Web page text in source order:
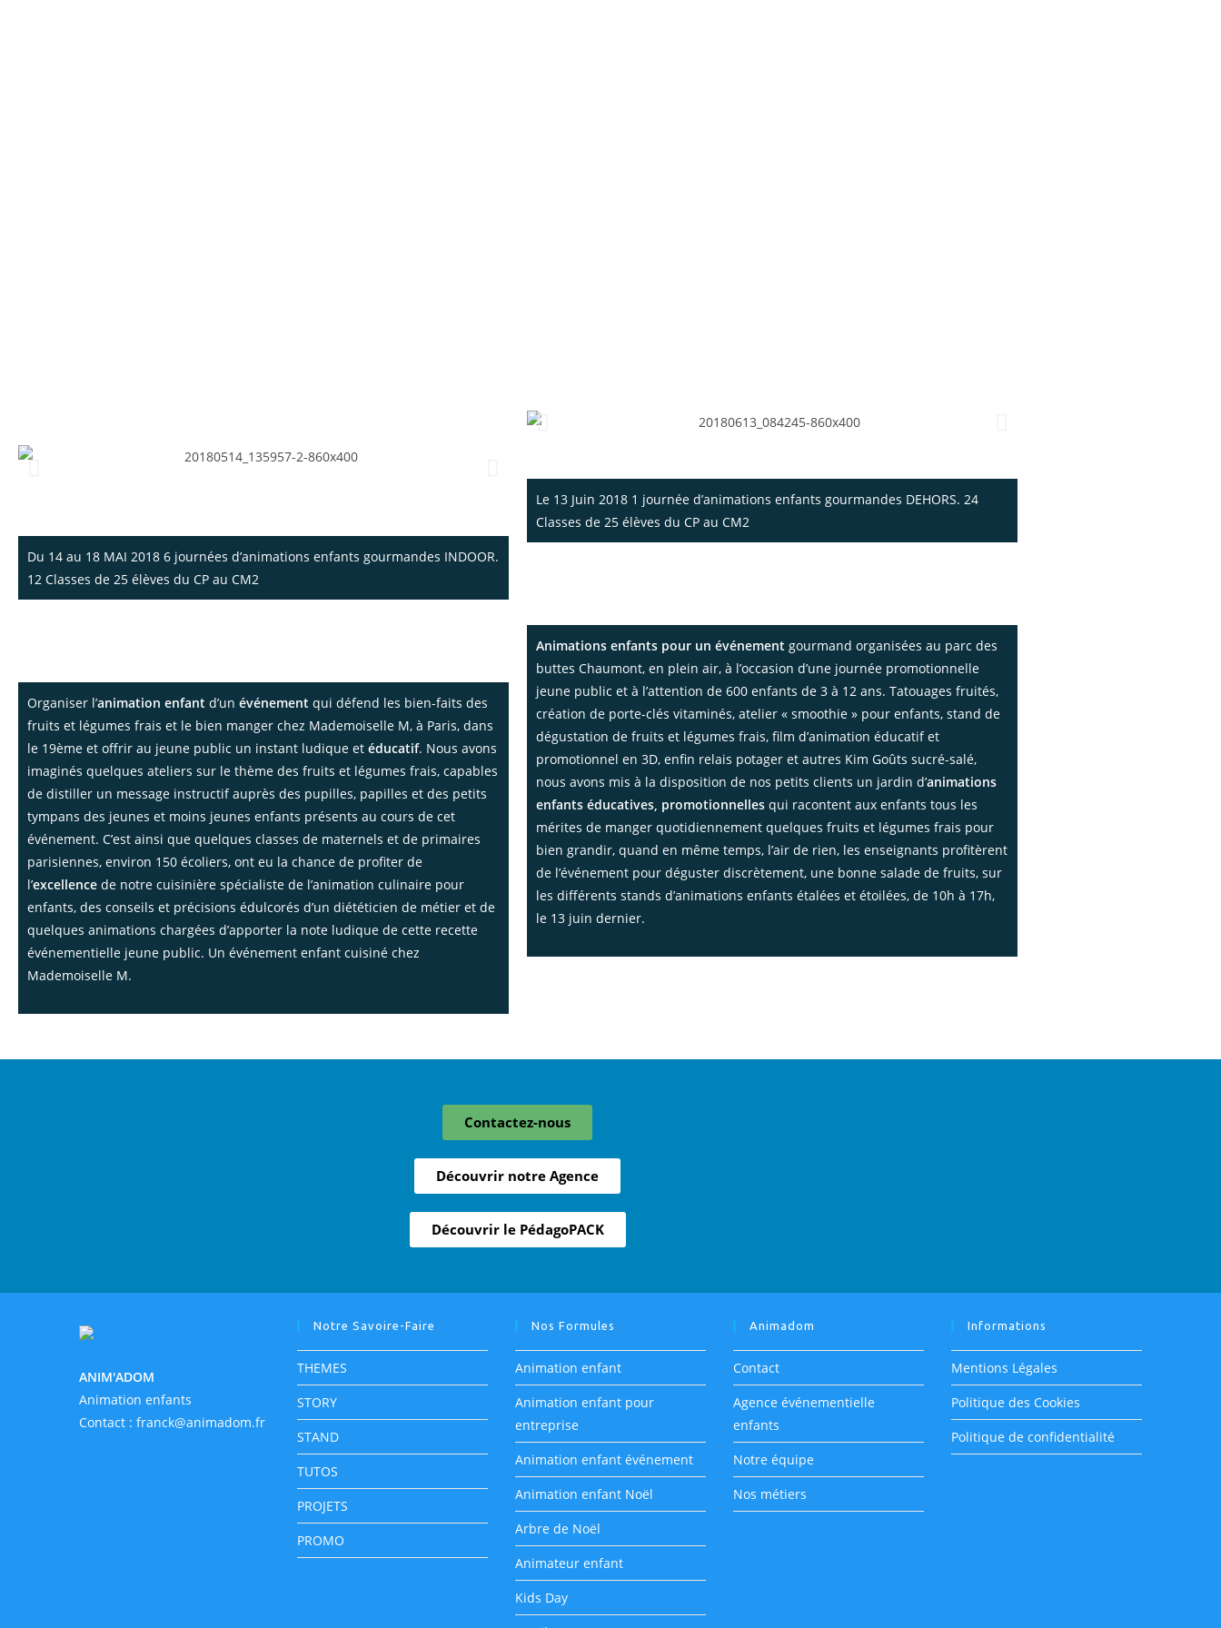
Du 14 au 18 MAI 2018 6 journées d’animations enfants gourmandes INDOOR.
12 Classes de 25 élèves du CP au CM2
Organiser l’animation enfant d’un événement qui défend les bien-faits des
fruits et légumes frais et le bien manger chez Mademoiselle M, à Paris, dans
le 19ème et offrir au jeune public un instant ludique et éducatif. Nous avons
imaginés quelques ateliers sur le thème des fruits et légumes frais, capables
de distiller un message instructif auprès des pupilles, papilles et des petits
tympans des jeunes et moins jeunes enfants présents au cours de cet
événement. C’est ainsi que quelques classes de maternels et de primaires
parisiennes, environ 150 écoliers, ont eu la chance de profiter de
l’excellence de notre cuisinière spécialiste de l’animation culinaire pour
enfants, des conseils et précisions édulcorés d’un diététicien de métier et de
quelques animations chargées d’apporter la note ludique de cette recette
événementielle jeune public. Un événement enfant cuisiné chez
Mademoiselle M.
Le 13 Juin 2018 1 journée d’animations enfants gourmandes DEHORS. 24
Classes de 25 élèves du CP au CM2
Animations enfants pour un événement gourmand organisées au parc des
buttes Chaumont, en plein air, à l’occasion d’une journée promotionnelle
jeune public et à l’attention de 600 enfants de 3 à 12 ans. Tatouages fruités,
création de porte-clés vitaminés, atelier « smoothie » pour enfants, stand de
dégustation de fruits et légumes frais, film d’animation éducatif et
promotionnel en 3D, enfin relais potager et autres Kim Goûts sucré-salé,
nous avons mis à la disposition de nos petits clients un jardin d’animations
enfants éducatives, promotionnelles qui racontent aux enfants tous les
mérites de manger quotidiennement quelques fruits et légumes frais pour
bien grandir, quand en même temps, l’air de rien, les enseignants profitèrent
de l’événement pour déguster discrètement, une bonne salade de fruits, sur
les différents stands d’animations enfants étalées et étoilées, de 10h à 17h,
le 13 juin dernier.
Contactez-nous
Découvrir notre Agence
Découvrir le PédagoPACK
ANIM'ADOM
Animation enfants
Contact : franck@animadom.fr
Notre Savoire-Faire
THEMES
STORY
STAND
TUTOS
PROJETS
PROMO
Nos Formules
Animation enfant
Animation enfant pour
entreprise
Animation enfant événement
Animation enfant Noël
Arbre de Noël
Animateur enfant
Kids Day
Animadom
Contact
Agence événementielle
enfants
Notre équipe
Nos métiers
Informations
Mentions Légales
Politique des Cookies
Politique de confidentialité